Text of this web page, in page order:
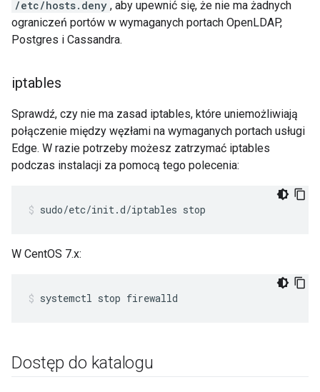
/etc/hosts.deny , aby upewnić się, że nie ma żadnych
ograniczeń portów w wymaganych portach OpenLDAP,
Postgres i Cassandra.
iptables
Sprawdź, czy nie ma zasad iptables, które uniemożliwiają
połączenie między węzłami na wymaganych portach usługi
Edge. W razie potrzeby możesz zatrzymać iptables
podczas instalacji za pomocą tego polecenia:
sudo/etc/init.d/iptables stop
W CentOS 7.x:
systemctl stop firewalld
Dostęp do katalogu